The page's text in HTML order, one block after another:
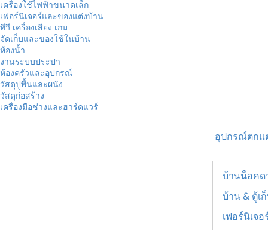
เครื่องใช้ไฟฟ้าขนาดเล็ก
เฟอร์นิเจอร์และของแต่งบ้าน
ทีวี เครื่องเสียง เกม
จัดเก็บและของใช้ในบ้าน
ห้องน้ำ
งานระบบประปา
ห้องครัวและอุปกรณ์
วัสดุปูพื้นและผนัง
วัสดุก่อสร้าง
เครื่องมือช่างและฮาร์ดแวร์
อุปกรณ์ตกแ
บ้านน็อคด
บ้าน & ตู้เ
เฟอร์นิเจ